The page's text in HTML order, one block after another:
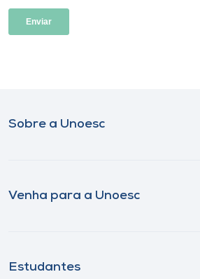
Sobre a Unoesc
Venha para a Unoesc
Estudantes